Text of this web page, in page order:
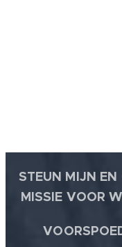
STEUN MIJN
MISSIE VOOR